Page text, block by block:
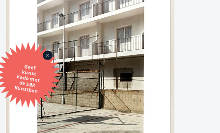
Geef
kunst
kado met
de SBK
Kunstbon